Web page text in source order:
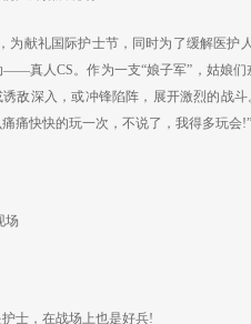
献礼国际护士节，同时为了缓解医护
真人CS。作为一支“娘子军”，姑娘们
敌深入，或冲锋陷阵，展开激烈的战
痛快快的玩一次，不说了，我得多玩会!”
，在战场上也是好兵!